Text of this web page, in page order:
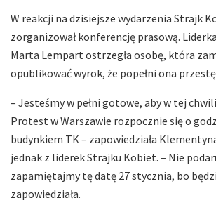
W reakcji na dzisiejsze wydarzenia Strajk
zorganizował konferencję prasową.
Marta Lempart ostrzegła osobę, która
opublikować wyrok, że popełni ona
– Jesteśmy w pełni gotowe, aby w tej
Protest w Warszawie rozpocznie się o
budynkiem TK – zapowiedziała
jednak z liderek Strajku Kobiet. – Nie
zapamiętajmy tę datę 27 stycznia, bo
zapowiedziała.